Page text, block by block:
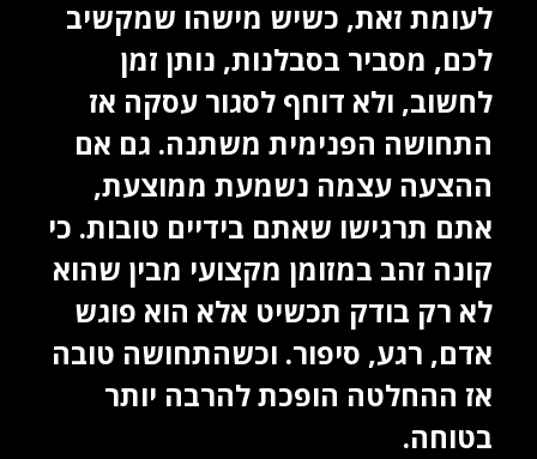
לעומת זאת, כשיש מישהו שמקשיב
לכם, מסביר בסבלנות, נותן זמן
לחשוב, ולא דוחף לסגור עסקה אז
התחושה הפנימית משתנה. גם אם
ההצעה עצמה נשמעת ממוצעת,
אתם תרגישו שאתם בידיים טובות. כי
קונה זהב במזומן מקצועי מבין שהוא
לא רק בודק תכשיט אלא הוא פוגש
אדם, רגע, סיפור. וכשהתחושה טובה
אז ההחלטה הופכת להרבה יותר
בטוחה.